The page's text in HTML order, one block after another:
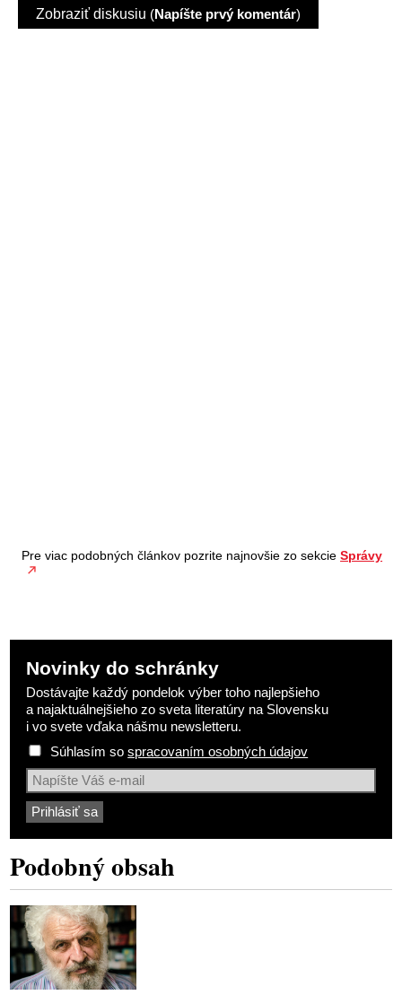
Zobraziť diskusiu (Napíšte prvý komentár)
Pre viac podobných článkov pozrite najnovšie zo sekcieSprávy
Novinky do schránky
Dostávajte každý pondelok výber toho najlepšieho
a najaktuálnejšieho zo sveta literatúry na Slovensku
i vo svete vďaka nášmu newsletteru.
Súhlasím sospracovaním osobných údajov
Podobný obsah